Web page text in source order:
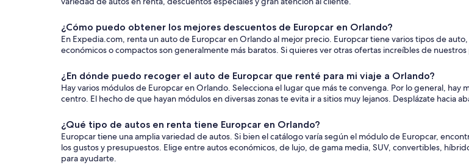
¿Cómo puedo obtener los mejores descuentos de Europcar en Orlando?
En Expedia.com, renta un auto de Europcar en Orlando al mejor precio. Europcar tiene varios tipos de
económicos o compactos son generalmente más baratos. Si quieres ver otras ofertas increíbles de
¿En dónde puedo recoger el auto de Europcar que renté para mi viaje a Orlando?
Hay varios módulos de Europcar en Orlando. Selecciona el lugar que más te convenga. Por lo general,
centro. El hecho de que hayan módulos en diversas zonas te evita ir a sitios muy lejanos. Desplázate hacia
¿Qué tipo de autos en renta tiene Europcar en Orlando?
Europcar tiene una amplia variedad de autos. Si bien el catálogo varía según el módulo de Europcar,
los gustos y presupuestos. Elige entre autos económicos, de lujo, de gama media, SUV, convertibles,
para ayudarte.